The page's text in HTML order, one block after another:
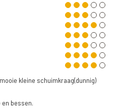
kleine schuimkraag(dunnig)
bessen.